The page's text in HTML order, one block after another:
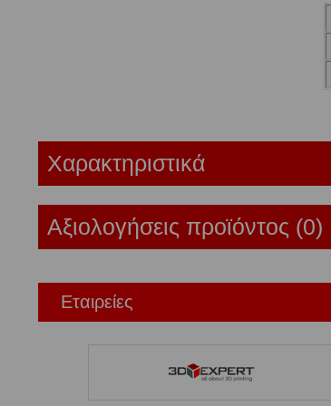
Χαρακτηριστικά
Αξιολογήσεις προϊόντος (0)
Εταιρείες